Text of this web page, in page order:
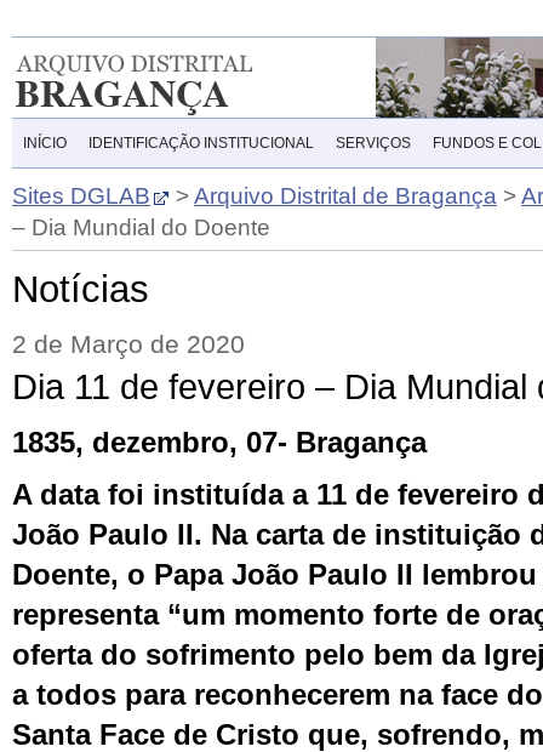
INÍCIO IDENTIFICAÇÃO INSTITUCIONAL SERVIÇOS FUNDOS E
Sites DGLAB >Arquivo Distrital de Bragança >
– Dia Mundial do Doente
Notícias
2 de Março de 2020
Dia 11 de fevereiro – Dia Mundial
1835, dezembro, 07- Bragança
A data foi instituída a 11 de fevereiro
João Paulo II. Na carta de instituição
Doente, o Papa João Paulo II
representa “um momento forte de
oferta do sofrimento pelo bem da
a todos para reconhecerem na face
Santa Face de Cristo que, sofrendo,